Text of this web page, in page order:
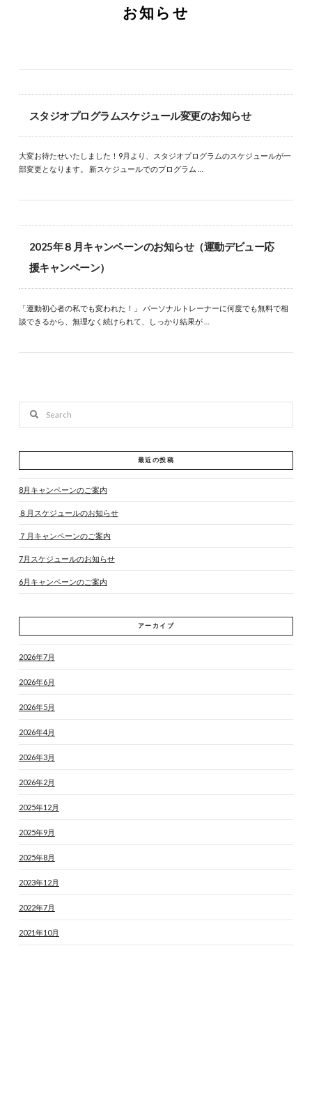
お知らせ
スタジオプログラムスケジュール変更のお知らせ
大変お待たせいたしました！9月より、スタジオプログラムのスケジュールが一
部変更となります。 新スケジュールでのプログラム …
2025年８月キャンペーンのお知らせ（運動デビュー応
援キャンペーン）
「運動初心者の私でも変われた！」 パーソナルトレーナーに何度でも無料で相
談できるから、無理なく続けられて、しっかり結果が …
最近の投稿
8月キャンペーンのご案内
８月スケジュールのお知らせ
７月キャンペーンのご案内
7月スケジュールのお知らせ
6月キャンペーンのご案内
アーカイブ
2026年7月
2026年6月
2026年5月
2026年4月
2026年3月
2026年2月
2025年12月
2025年9月
2025年8月
2023年12月
2022年7月
2021年10月